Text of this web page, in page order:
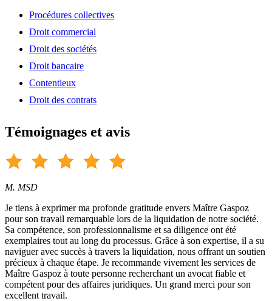
Procédures collectives
Droit commercial
Droit des sociétés
Droit bancaire
Contentieux
Droit des contrats
Témoignages et avis
M. MSD
Je tiens à exprimer ma profonde gratitude envers Maître Gaspoz
pour son travail remarquable lors de la liquidation de notre société.
Sa compétence, son professionnalisme et sa diligence ont été
exemplaires tout au long du processus. Grâce à son expertise, il a su
naviguer avec succès à travers la liquidation, nous offrant un soutien
précieux à chaque étape. Je recommande vivement les services de
Maître Gaspoz à toute personne recherchant un avocat fiable et
compétent pour des affaires juridiques. Un grand merci pour son
excellent travail.